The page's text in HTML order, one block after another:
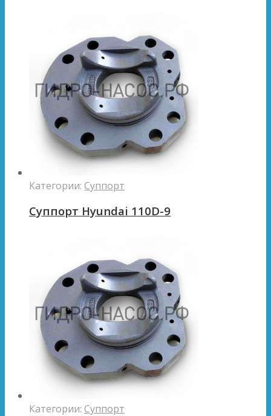
Категории: Суппорт
Суппорт Hyundai 110D-9
Категории: Суппорт